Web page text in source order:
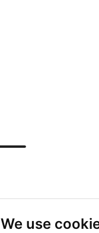
We use